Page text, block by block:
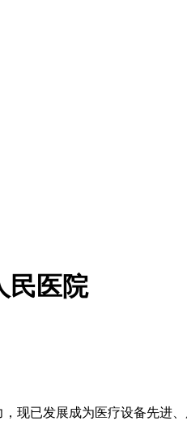
民医院
现已发展成为医疗设备先进